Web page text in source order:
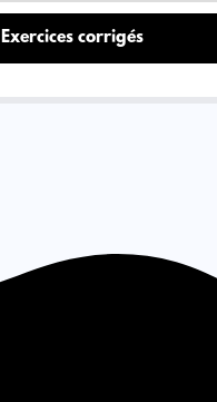
Exercices corrigés